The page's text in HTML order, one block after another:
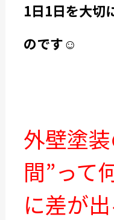
1日1日を大切
のです☺️
外壁塗
間”って
に差が